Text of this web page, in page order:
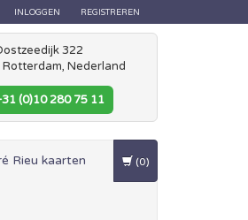
INLOGGEN REGISTREREN
322
Rotterdam, Nederland
(0)10 280 75 11
Rieu kaarten (0)